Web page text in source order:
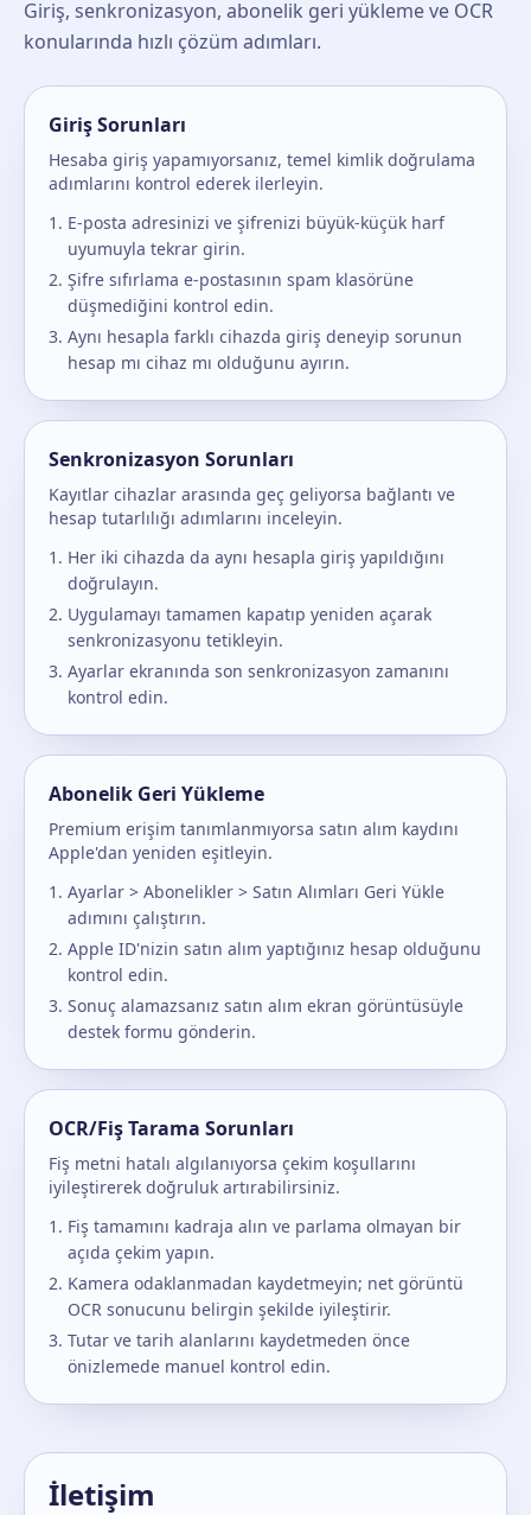
Giriş, senkronizasyon, abonelik geri yükleme ve OCR
konularında hızlı çözüm adımları.
Giriş Sorunları
Hesaba giriş yapamıyorsanız, temel kimlik doğrulama
adımlarını kontrol ederek ilerleyin.
E-posta adresinizi ve şifrenizi büyük-küçük harf
uyumuyla tekrar girin.
Şifre sıfırlama e-postasının spam klasörüne
düşmediğini kontrol edin.
Aynı hesapla farklı cihazda giriş deneyip sorunun
hesap mı cihaz mı olduğunu ayırın.
Senkronizasyon Sorunları
Kayıtlar cihazlar arasında geç geliyorsa bağlantı ve
hesap tutarlılığı adımlarını inceleyin.
Her iki cihazda da aynı hesapla giriş yapıldığını
doğrulayın.
Uygulamayı tamamen kapatıp yeniden açarak
senkronizasyonu tetikleyin.
Ayarlar ekranında son senkronizasyon zamanını
kontrol edin.
Abonelik Geri Yükleme
Premium erişim tanımlanmıyorsa satın alım kaydını
Apple'dan yeniden eşitleyin.
Ayarlar > Abonelikler > Satın Alımları Geri Yükle
adımını çalıştırın.
Apple ID'nizin satın alım yaptığınız hesap olduğunu
kontrol edin.
Sonuç alamazsanız satın alım ekran görüntüsüyle
destek formu gönderin.
OCR/Fiş Tarama Sorunları
Fiş metni hatalı algılanıyorsa çekim koşullarını
iyileştirerek doğruluk artırabilirsiniz.
Fiş tamamını kadraja alın ve parlama olmayan bir
açıda çekim yapın.
Kamera odaklanmadan kaydetmeyin; net görüntü
OCR sonucunu belirgin şekilde iyileştirir.
Tutar ve tarih alanlarını kaydetmeden önce
önizlemede manuel kontrol edin.
İletişim